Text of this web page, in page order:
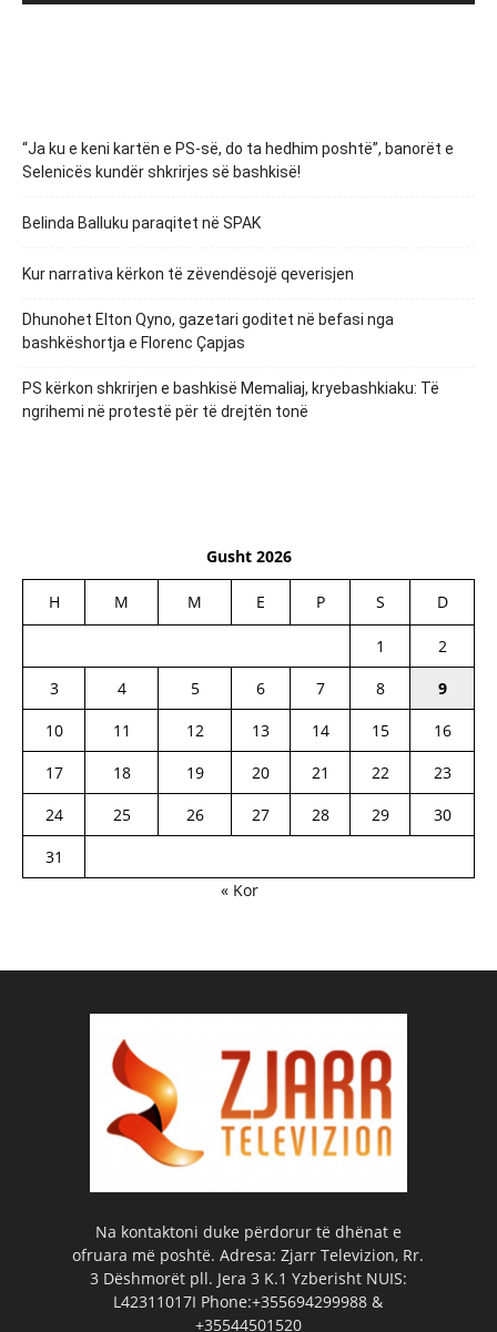
“Ja ku e keni kartën e PS-së, do ta hedhim poshtë”, banorët e
Selenicës kundër shkrirjes së bashkisë!
Belinda Balluku paraqitet në SPAK
Kur narrativa kërkon të zëvendësojë qeverisjen
Dhunohet Elton Qyno, gazetari goditet në befasi nga
bashkëshortja e Florenc Çapjas
PS kërkon shkrirjen e bashkisë Memaliaj, kryebashkiaku: Të
ngrihemi në protestë për të drejtën tonë
Gusht 2026
H M M E P S D
1
2
3
4 5 6 7 8
9
10
11 12 13 14 15
16
17
18 19 20 21 22
23
24
25 26 27 28 29
30
31
« Kor
Na kontaktoni duke përdorur të dhënat e
ofruara më poshtë. Adresa: Zjarr Televizion, Rr.
3 Dëshmorët pll. Jera 3 K.1 Yzberisht NUIS:
L42311017I Phone:+355694299988 &
+35544501520